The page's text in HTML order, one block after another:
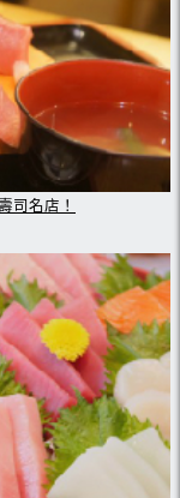
司名店！